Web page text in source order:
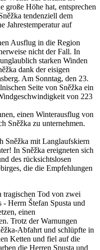
Höhe hat, entsprechen
tendenziell dem
Jahrestemperatur auf
Ausflug in die Region
nicht der Fall. In
starken Winden
dank der eisigen
Am Sonntag, den 23.
Seite von Sněžka ein
von 223
einen Winterausflug von
Sněžka zu unternehmen.
Sněžka mit Langlaufskiern
In Sněžka ereigneten sich
des rücksichtslosen
die die Empfehlungen
Tod von zwei
Herrn Štefan Spusta und
einen
Trotz der Warnungen
Abfahrt und schlüpfte in
Ketten und fiel auf die
die Herren Spusta und